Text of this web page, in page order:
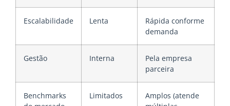
Escalabilidade Lenta
Rápida conforme
demanda
Gestão Interna
Pela empresa
parceira
Benchmarks
Limitados
Amplos (atende